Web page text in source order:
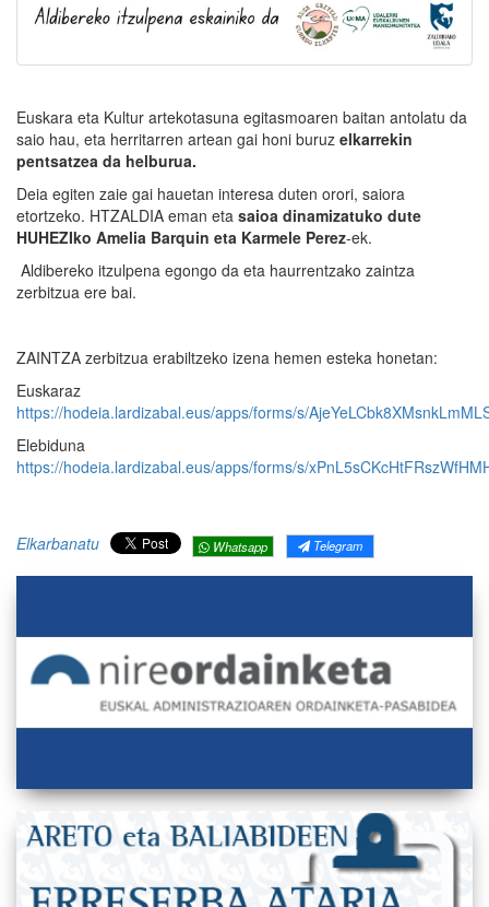
Euskara eta Kultur artekotasuna egitasmoaren baitan antolatu da
saio hau, eta herritarren artean gai honi buruz elkarrekin
pentsatzea da helburua.
Deia egiten zaie gai hauetan interesa duten orori, saiora
etortzeko. HTZALDIA eman eta saioa dinamizatuko dute
HUHEZIko Amelia Barquin eta Karmele Perez-ek.
Aldibereko itzulpena egongo da eta haurrentzako zaintza
zerbitzua ere bai.
ZAINTZA zerbitzua erabiltzeko izena hemen esteka honetan:
Euskaraz
https://hodeia.lardizabal.eus/apps/forms/s/
Elebiduna
https://hodeia.lardizabal.eus/apps/forms/s/
Elkarbanatu Whatsapp Telegram